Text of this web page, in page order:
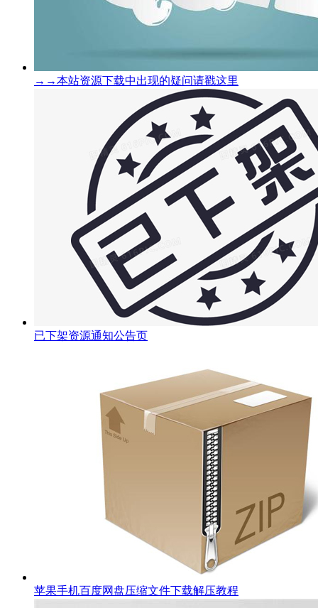
→→本站资源下载中出现的疑问请戳这里
已下架资源通知公告页
苹果手机百度网盘压缩文件下载解压教程